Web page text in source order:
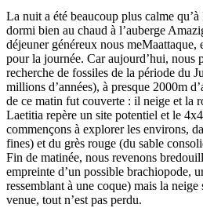
La nuit a été beaucoup plus calme
dormi bien au chaud à l’auberge
déjeuner généreux nous meMaattaque,
pour la journée. Car aujourd’hui, nous
recherche de fossiles de la période du
millions d’années), à presque 2000m
de ce matin fut couverte : il neige et la
Laetitia repère un site potentiel et le
commençons à explorer les environs,
fines) et du grès rouge (du sable
Fin de matinée, nous revenons
empreinte d’un possible brachiopode,
ressemblant à une coque) mais la neige
venue, tout n’est pas perdu.